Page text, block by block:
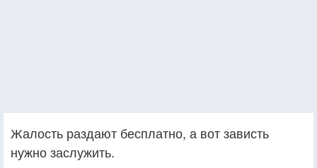
Жалость раздают бесплатно, а вот зависть
нужно заслужить.